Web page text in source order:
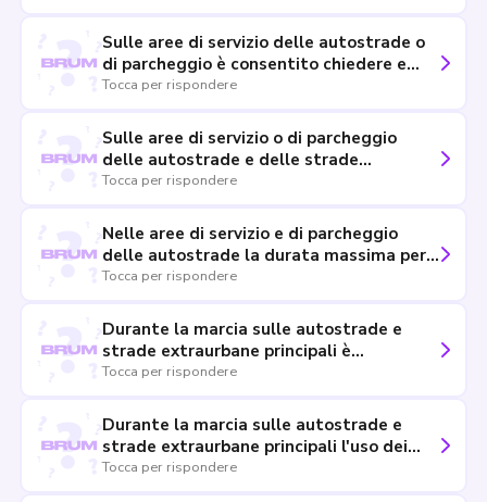
Sulle aree di servizio delle autostrade o
di parcheggio è consentito chiedere e
concedere passaggi.
Tocca per rispondere
Sulle aree di servizio o di parcheggio
delle autostrade e delle strade
extraurbane principali è consentito
Tocca per rispondere
Nelle aree di servizio e di parcheggio
delle autostrade la durata massima per
la sosta di un veicolo è di tre ore
Tocca per rispondere
Durante la marcia sulle autostrade e
strade extraurbane principali è
obbligatorio l'uso dei proiettori
Tocca per rispondere
Durante la marcia sulle autostrade e
strade extraurbane principali l'uso dei
proiettori anabbaglianti è facoltativo in
Tocca per rispondere